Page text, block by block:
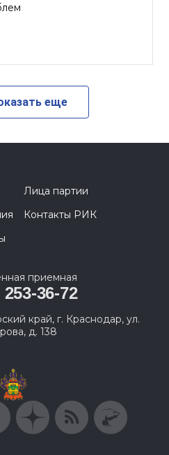
еще
Лица партии
Контакты РИК
приемная
253-36-72
край, г. Краснодар, ул.
д. 138